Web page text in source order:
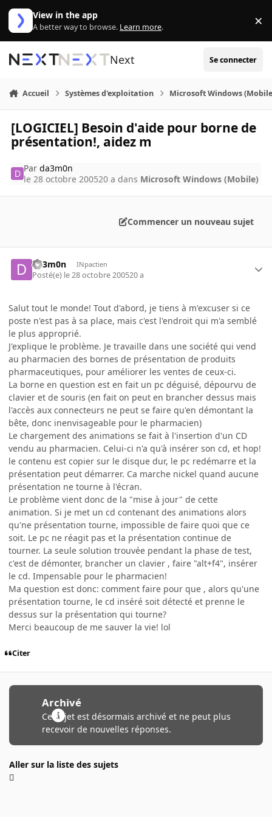
Aller au contenu
View in the app
A better way to browse. Learn more. ×
Next Se connecter
Accueil Systèmes d'exploitation Microsoft Windows
[LOGICIEL] Besoin d'aide pour borne de
présentation!, aidez m
Parda3m0n
le 28 octobre 200520 a dans Microsoft Windows (Mobile)
Commencer un nouveau sujet
da3m0n INpactien
Posté(e) le 28 octobre 200520 a
Salut tout le monde! Tout d'abord, je tiens à m'excuser si ce
poste n'est pas à sa place, mais c'est l'endroit qui m'a semblé
le plus approprié.
J'explique le problème. Je travaille dans une société qui vend
au pharmacien des bornes de présentation de produits
pharmaceutiques, pour améliorer les ventes de ceux-ci.
La borne en question est en fait un pc déguisé, dépourvu de
clavier et de souris (en fait on peut en brancher dessus mais
l'accès aux connecteurs ne peut se faire qu'en démontant la
bête, donc inenvisageable pour le pharmacien)
Le chargement des animations se fait à l'insertion d'un CD
vendu au pharmacien. Celui-ci n'a qu'à insérer son cd, et hop!
le contenu est copier sur le disque dur, le pc redémarre et la
présentation peut démarrer. Ca marche nickel quand aucune
présentation ne tourne à l'écran.
Le problème vient donc de la "mise à jour" de cette
animation. Si je met un cd contenant des animations alors
qu'ne présentation tourne, impossible de faire quoi que ce
soit. Le pc ne réagit pas et la présentation continue de
tourner. La seule solution trouvée pendant la phase de test,
c'est de démonter, brancher un clavier , faire "alt+f4", insérer
le cd. Impensable pour le pharmacien!
Ma question est donc: comment faire pour que , alors qu'une
présentation tourne, le cd inséré soit détecté et prenne le
dessus sur la présentation qui tourne?
Merci beaucoup de me sauver la vie! lol
Citer
Archivé
Ce sujet est désormais archivé et ne peut plus
recevoir de nouvelles réponses.
Aller sur la liste des sujets